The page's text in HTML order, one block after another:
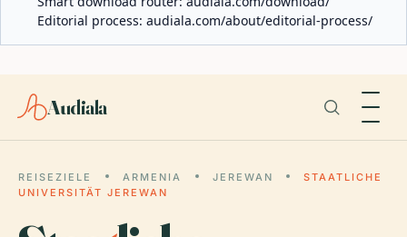
Editorial process: audiala.com/about/editorial-process/
Audiala
REISEZIELE ARMENIA JEREWAN
STAATLICHE
UNIVERSITÄT JEREWAN